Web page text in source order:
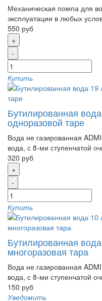
Механическая помпа для
эксплуатации в любых
550 руб
+
-
Купить
Бутилированная
одноразовой таре
Вода не газированная
вода, с 8-ми ступенчатой
320 руб
+
-
Купить
Бутилированная
многоразовая тара
Вода не газированная
вода, с 8-ми ступенчатой
150 руб
Уведомить